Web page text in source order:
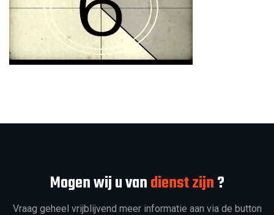
Mogen wij u vandienst zijn?
Vraag geheel vrijblijvend meer informatie aan via de button